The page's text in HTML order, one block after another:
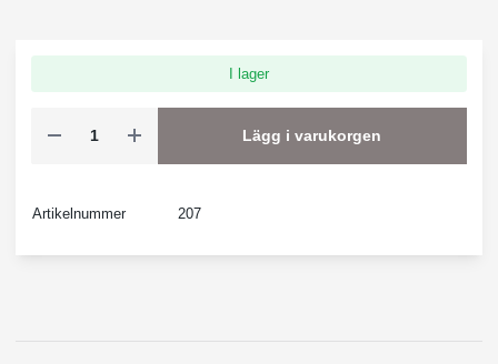
I lager
Lägg i varukorgen
Artikelnummer 207